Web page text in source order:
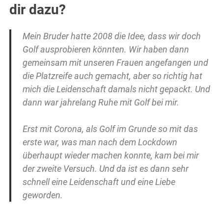
dir dazu?
Mein Bruder hatte 2008 die Idee, dass wir doch
Golf ausprobieren könnten. Wir haben dann
gemeinsam mit unseren Frauen angefangen und
die Platzreife auch gemacht, aber so richtig hat
mich die Leidenschaft damals nicht gepackt. Und
dann war jahrelang Ruhe mit Golf bei mir.
Erst mit Corona, als Golf im Grunde so mit das
erste war, was man nach dem Lockdown
überhaupt wieder machen konnte, kam bei mir
der zweite Versuch. Und da ist es dann sehr
schnell eine Leidenschaft und eine Liebe
geworden.